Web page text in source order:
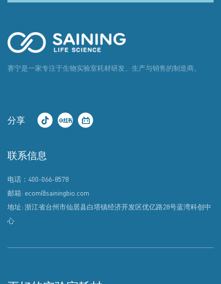
赛宁是一家专注于生物实验室耗材研发、生产与销售的制造商。
分享
联系信息
电话：400-066-8578
邮箱: ecom@sainingbio.com
地址: 浙江省台州市仙居县白塔镇经济开发区优亿路28号蓝湾科创中
心